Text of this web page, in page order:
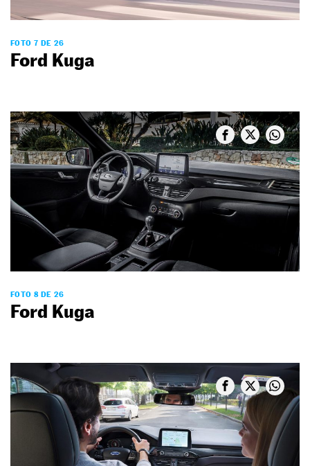
FOTO 7 DE 26
Ford Kuga
FOTO 8 DE 26
Ford Kuga